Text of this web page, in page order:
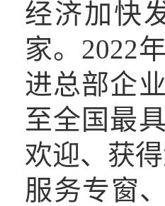
经济加快
家。2022年
进总部企
至全国最
欢迎、获
服务专窗